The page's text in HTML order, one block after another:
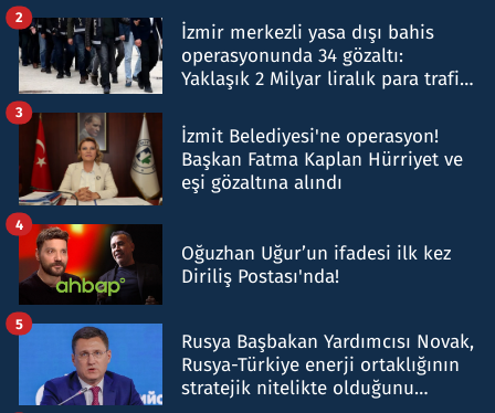
İzmir merkezli yasa dışı bahis
operasyonunda 34 gözaltı:
Yaklaşık 2 Milyar liralık para trafiği
2
İzmit Belediyesi'ne operasyon!
Başkan Fatma Kaplan Hürriyet ve
eşi gözaltına alındı
3
Oğuzhan Uğur’un ifadesi ilk kez
Diriliş Postası'nda!
4
Rusya Başbakan Yardımcısı Novak,
Rusya-Türkiye enerji ortaklığının
stratejik nitelikte olduğunu
5